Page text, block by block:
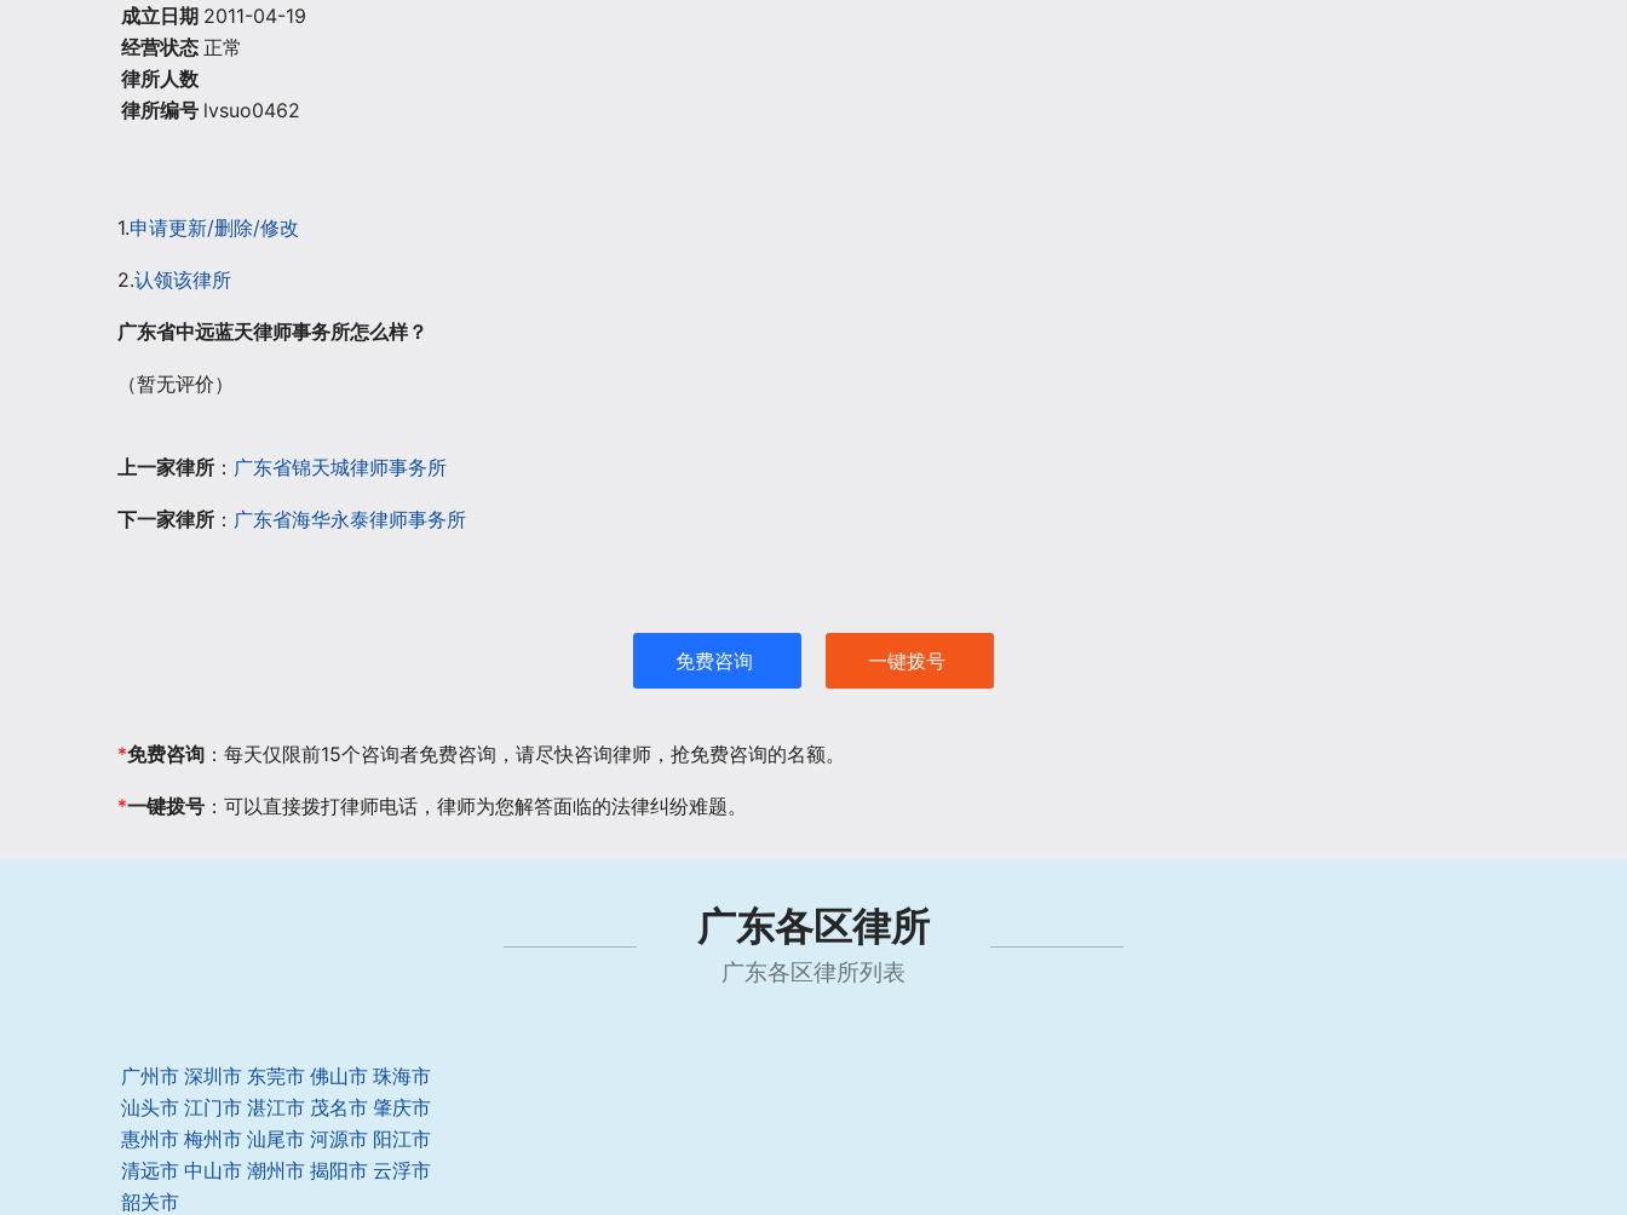
成立日期 2011-04-19
经营状态 正常
律所人数
律所编号 lvsuo0462
1.申请更新/删除/修改
2.认领该律所
广东省中远蓝天律师事务所怎么样？
（暂无评价）
上一家律所 ： 广东省锦天城律师事务所
下一家律所 ： 广东省海华永泰律师事务所
免费咨询 一键拨号
*免费咨询 ：每天仅限前15个咨询者免费咨询，请尽快咨询律师，抢免费咨询的名额。
*一键拨号 ：可以直接拨打律师电话，律师为您解答面临的法律纠纷难题。
广东各区律所
广东各区律所列表
广州市 深圳市 东莞市 佛山市 珠海市
汕头市 江门市 湛江市 茂名市 肇庆市
惠州市 梅州市 汕尾市 河源市 阳江市
清远市 中山市 潮州市 揭阳市 云浮市
韶关市